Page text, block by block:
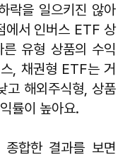
락을 일으키진 않아
에서 인버스 ETF 상
유형 상품의 수익
, 채권형 ETF는 거
고 해외주식형, 상품
률이 높아요.
합한 결과를 보면